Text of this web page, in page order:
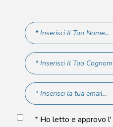
* Ho letto e approvo l'